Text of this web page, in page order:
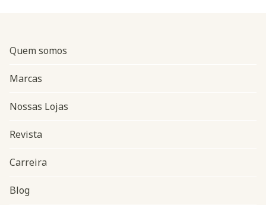
Navegação do rodapé
Quem somos
Marcas
Nossas Lojas
Revista
Carreira
Blog